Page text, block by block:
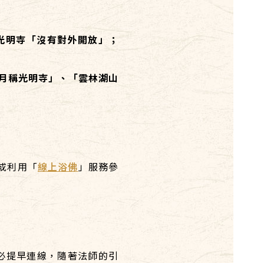
寺「沒有對外開放」；
光明寺」、「雲林湖山
利用「線上浴佛」服務參
早連線，隨著法師的引